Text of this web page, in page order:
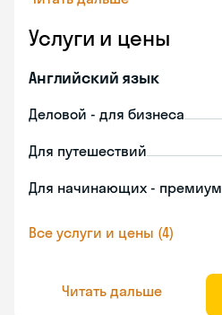
Услуги и цены
Английский язык
Деловой - для бизнеса
Для путешествий
Для начинающих - премиум
Все услуги и цены (4)
Читать дальше